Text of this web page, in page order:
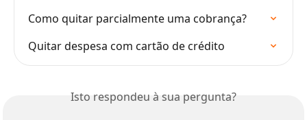
Como quitar parcialmente uma cobrança?
Quitar despesa com cartão de crédito
Isto respondeu à sua pergunta?